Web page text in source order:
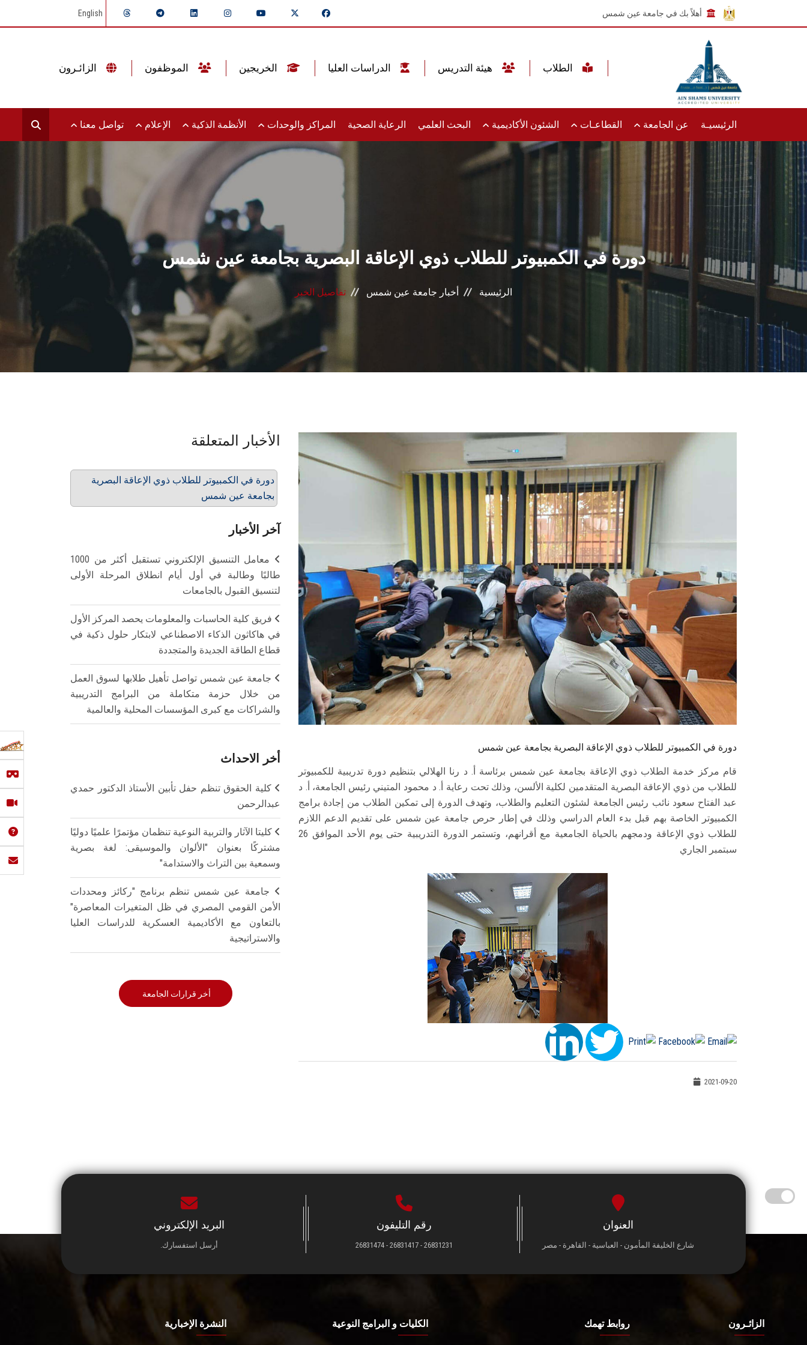
أهلاً بك في جامعة عين شمس English
الرئيسيـة عن الجامعة القطاعـات الشئون الأكاديمية البحث العلمي الرعاية الصحية المراكز والوحدات الأنظمة الذكية الإعلام تواصل معنا
دورة في الكمبيوتر للطلاب ذوي الإعاقة البصرية بجامعة عين شمس
الرئيسية أخبار جامعة عين شمس تفاصيل الخبر
دورة في الكمبيوتر للطلاب ذوي الإعاقة البصرية بجامعة عين شمس
قام مركز خدمة الطلاب ذوي الإعاقة بجامعة عين شمس برئاسة أ. د رنا الهلالي بتنظيم دورة تدريبية للكمبيوتر
للطلاب من ذوي الإعاقة البصرية المتقدمين لكلية الألسن، وذلك تحت رعاية أ. د محمود المتيني رئيس الجامعة، أ. د
عبد الفتاح سعود نائب رئيس الجامعة لشئون التعليم والطلاب، وتهدف الدورة إلى تمكين الطلاب من إجادة برامج
الكمبيوتر الخاصة بهم قبل بدء العام الدراسي وذلك في إطار حرص جامعة عين شمس على تقديم الدعم اللازم
للطلاب ذوي الإعاقة ودمجهم بالحياة الجامعية مع أقرانهم، وتستمر الدورة التدريبية حتى يوم الأحد الموافق 26
سبتمبر الجاري
2021-09-20
الأخبار المتعلقة
دورة في الكمبيوتر للطلاب ذوي الإعاقة البصرية
بجامعة عين شمس
آخر الأخبار
معامل التنسيق الإلكتروني تستقبل أكثر من 1000
طالبًا وطالبة في أول أيام انطلاق المرحلة الأولى
لتنسيق القبول بالجامعات
فريق كلية الحاسبات والمعلومات يحصد المركز الأول
في هاكاثون الذكاء الاصطناعي لابتكار حلول ذكية في
قطاع الطاقة الجديدة والمتجددة
جامعة عين شمس تواصل تأهيل طلابها لسوق العمل
من خلال حزمة متكاملة من البرامج التدريبية
والشراكات مع كبرى المؤسسات المحلية والعالمية
أخر الاحداث
كلية الحقوق تنظم حفل تأبين الأستاذ الدكتور حمدي
عبدالرحمن
كليتا الآثار والتربية النوعية تنظمان مؤتمرًا علميًا دوليًا
مشتركًا بعنوان "الألوان والموسيقى: لغة بصرية
وسمعية بين التراث والاستدامة"
جامعة عين شمس تنظم برنامج "ركائز ومحددات
الأمن القومي المصري في ظل المتغيرات المعاصرة"
بالتعاون مع الأكاديمية العسكرية للدراسات العليا
والاستراتيجية
أخر قرارات الجامعة
العنوان
شارع الخليفة المأمون - العباسية - القاهرة - مصر
رقم التليفون
26831231 - 26831417 - 26831474
البريد الإلكتروني
أرسل استفسارك.
الزائـرون روابط تهمك الكليات و البرامج النوعية النشرة الإخبارية